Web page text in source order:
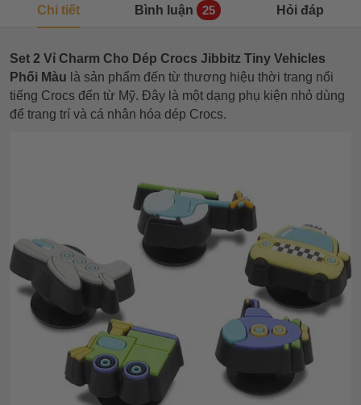
Chi tiết Bình luận 25 Hỏi đáp
Set 2 Vỉ Charm Cho Dép Crocs Jibbitz Tiny Vehicles
Phối Màu là sản phẩm đến từ thương hiệu thời trang nổi
tiếng Crocs đến từ Mỹ. Đây là một dạng phụ kiện nhỏ dùng
để trang trí và cá nhân hóa dép Crocs.